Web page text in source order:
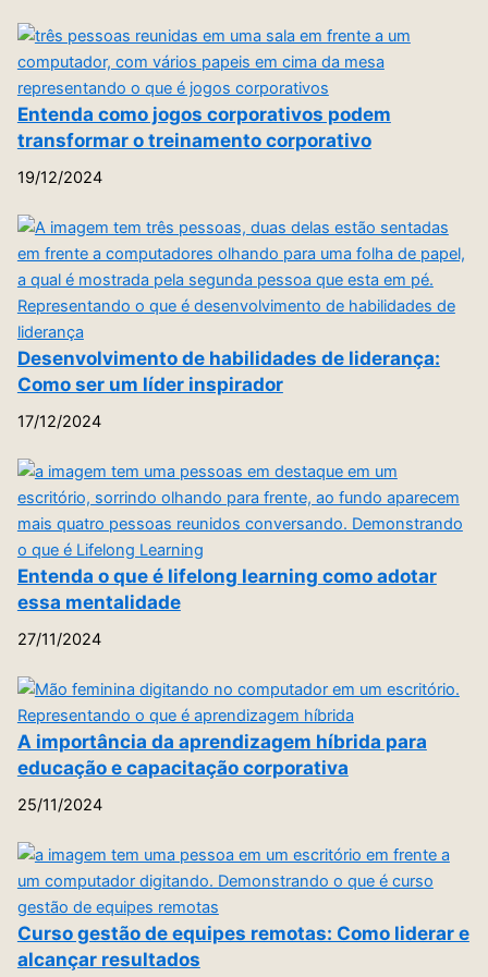
Entenda como jogos corporativos podem
transformar o treinamento corporativo
19/12/2024
Desenvolvimento de habilidades de liderança:
Como ser um líder inspirador
17/12/2024
Entenda o que é lifelong learning como adotar
essa mentalidade
27/11/2024
A importância da aprendizagem híbrida para
educação e capacitação corporativa
25/11/2024
Curso gestão de equipes remotas: Como liderar e
alcançar resultados